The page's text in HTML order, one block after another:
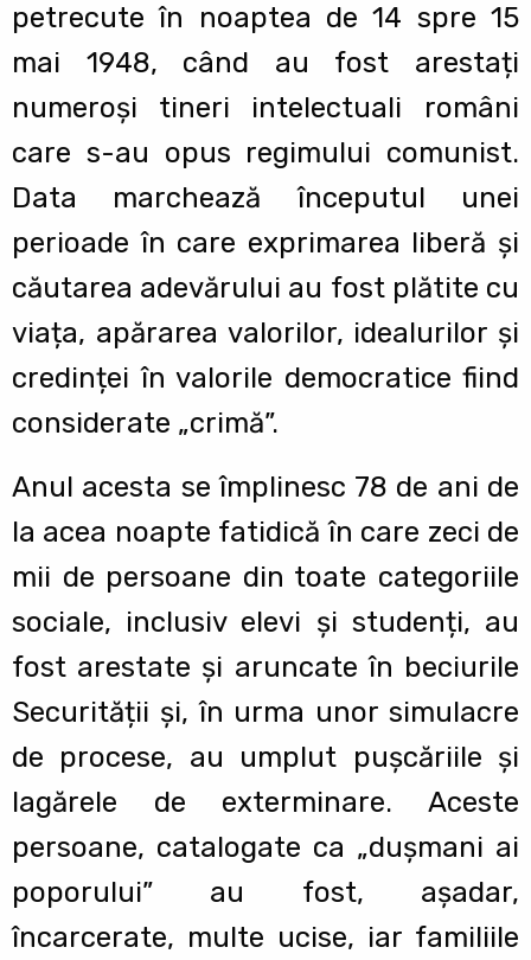
petrecute în noaptea de 14 spre 15
mai 1948, când au fost arestați
numeroși tineri intelectuali români
care s-au opus regimului comunist.
Data marchează începutul unei
perioade în care exprimarea liberă și
căutarea adevărului au fost plătite cu
viața, apărarea valorilor, idealurilor și
credinței în valorile democratice fiind
considerate „crimă”.
Anul acesta se împlinesc 78 de ani de
la acea noapte fatidică în care zeci de
mii de persoane din toate categoriile
sociale, inclusiv elevi și studenți, au
fost arestate și aruncate în beciurile
Securității și, în urma unor simulacre
de procese, au umplut pușcăriile și
lagărele de exterminare. Aceste
persoane, catalogate ca „duşmani ai
poporului” au fost, aşadar,
încarcerate, multe ucise, iar familiile